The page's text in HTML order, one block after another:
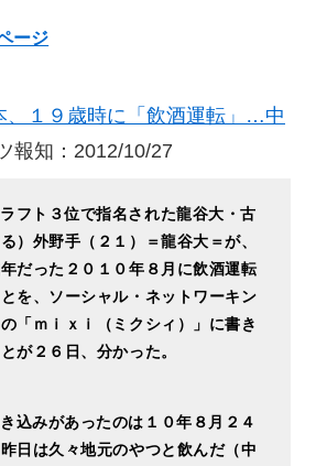
ージ
、１９歳時に「飲酒運転」…中
知：2012/10/27
フト３位で指名された龍谷大・古
）外野手（２１）＝龍谷大＝が、
だった２０１０年８月に飲酒運転
を、ソーシャル・ネットワーキン
「ｍｉｘｉ（ミクシィ）」に書き
が２６日、分かった。
込みがあったのは１０年８月２４
日は久々地元のやつと飲んだ（中